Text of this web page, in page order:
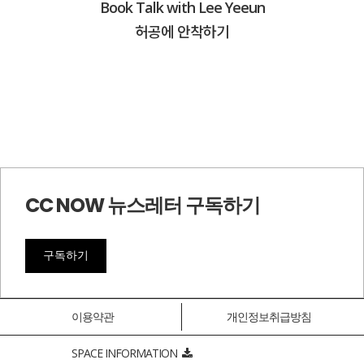
Book Talk with Lee Yeeun
허공에 안착하기
CC NOW 뉴스레터 구독하기
구독하기
이용약관 개인정보취급방침
SPACE INFORMATION